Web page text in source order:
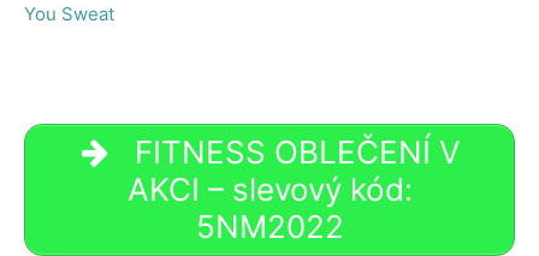
You Sweat
FITNESS OBLEČENÍ V
AKCI – slevový kód:
5NM2022